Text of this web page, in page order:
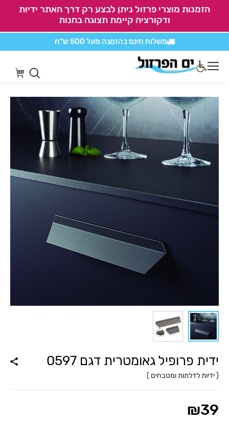
הזמנות מוצרי פרזול ניתן לבצע רק דרך האתר ידיות
ודקורציה קיימת תצוגה בחנות
משלוח חינם בהזמנה מעל 500 ש"ח
ידית פרופיל גאומטרית דגם 0597
( ידיות לדלתות ומטבחים )
₪39